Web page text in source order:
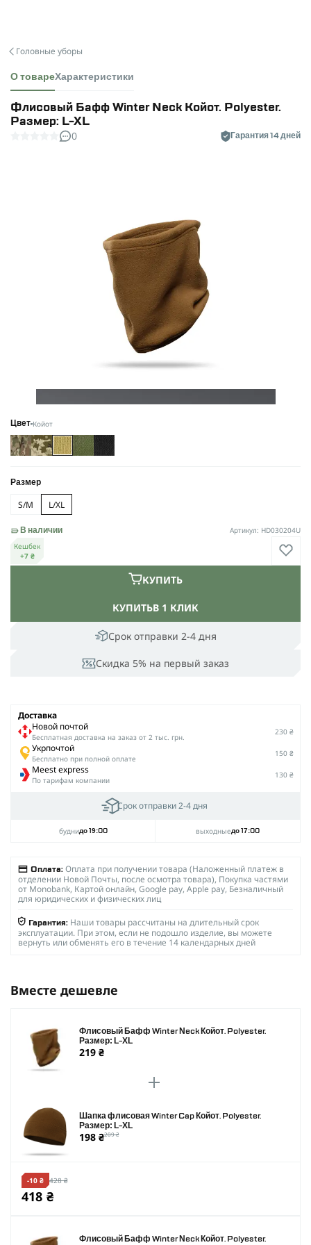
Головные уборы
О товареХарактеристики
Флисовый Бафф Winter Neck Койот. Polyester.
Размер: L-XL
0 Гарантия 14 дней
Цвет Койот
Размер
S/M L/XL
Срок отправки 2-4 дня
Скидка 5% на первый заказ
КУПИТЬВ 1 КЛИК
КУПИТЬ
В наличии
Артикул: HD030204U
Кешбек
+7 ₴
Доставка
Новой почтой
Беcплатная доставка на заказ от 2 тыс. грн.
230 ₴
Укрпочтой
Бесплатно при полной оплате
150 ₴
Meest express
По тарифам компании
130 ₴
Срок отправки 2-4 дня
буднидо 19:00 выходныедо 17:00
Оплата: Оплата при получении товара (Наложенный платеж в
отделении Новой Почты, после осмотра товара), Покупка частями
от Monobank, Картой онлайн, Google pay, Apple pay, Безналичный
для юридических и физических лиц
Гарантия: Наши товары рассчитаны на длительный срок
эксплуатации. При этом, если не подошло изделие, вы можете
вернуть или обменять его в течение 14 календарных дней
Вместе дешевле
Флисовый Бафф Winter Neck Койот. Polyester.
Размер: L-XL
219 ₴
Шапка флисовая Winter Cap Койот. Polyester.
Размер: L-XL
198 ₴209 ₴
-10 ₴ 428 ₴
418 ₴
Флисовый Бафф Winter Neck Койот. Polyester.